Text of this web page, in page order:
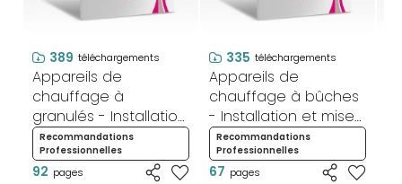
389 téléchargements
Appareils de
chauffage à
granulés - Installation
et mise en service -
Neuf
Recommandations
Professionnelles
92 pages
335 téléchargements
Appareils de
chauffage à bûches
- Installation et mise
en service - Neuf
Recommandations
Professionnelles
67 pages